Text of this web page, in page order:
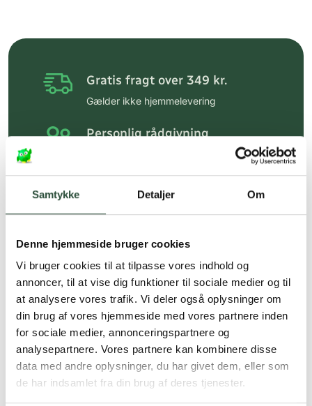
Samtykke Detaljer Om
Denne hjemmeside bruger cookies
Vi bruger cookies til at tilpasse vores indhold og
annoncer, til at vise dig funktioner til sociale medier og til
at analysere vores trafik. Vi deler også oplysninger om
din brug af vores hjemmeside med vores partnere inden
for sociale medier, annonceringspartnere og
analysepartnere. Vores partnere kan kombinere disse
data med andre oplysninger, du har givet dem, eller som
de har indsamlet fra din brug af deres tjenester.
Gratis fragt over 349 kr.
Gælder ikke hjemmelevering
Personlig rådgivning
Hurtig levering (30 min. i Kbh)
Faste lave priser*
*Gælder ikke ernæringsprodukter.
Stort udvalg af kendte
produkter
Vi tilbyder et stort udvalg af kendte
cremer, vitaminer og andre spændende
produkter – altid til fast lav pris.
Læs mere om Uglecare.dk her